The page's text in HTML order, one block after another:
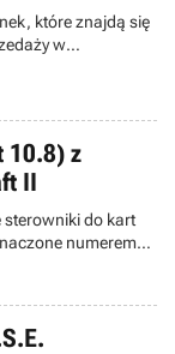
które znajdą się
w
do świata gier
instrumentu -
10.8) z
II
sterowniki do kart
numerem
też wydajność w
być